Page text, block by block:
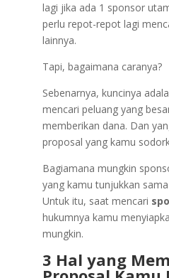
lagi jika ada 1 sponsor
perlu repot-repot lagi
lainnya.
Tapi, bagaimana caranya?
Sebenarnya, kuncinya
mencari peluang yang
memberikan dana. Dan
proposal yang kamu
Bagiamana mungkin
yang kamu tunjukkan
Untuk itu, saat mencari
hukumnya kamu
mungkin.
3 Hal yang